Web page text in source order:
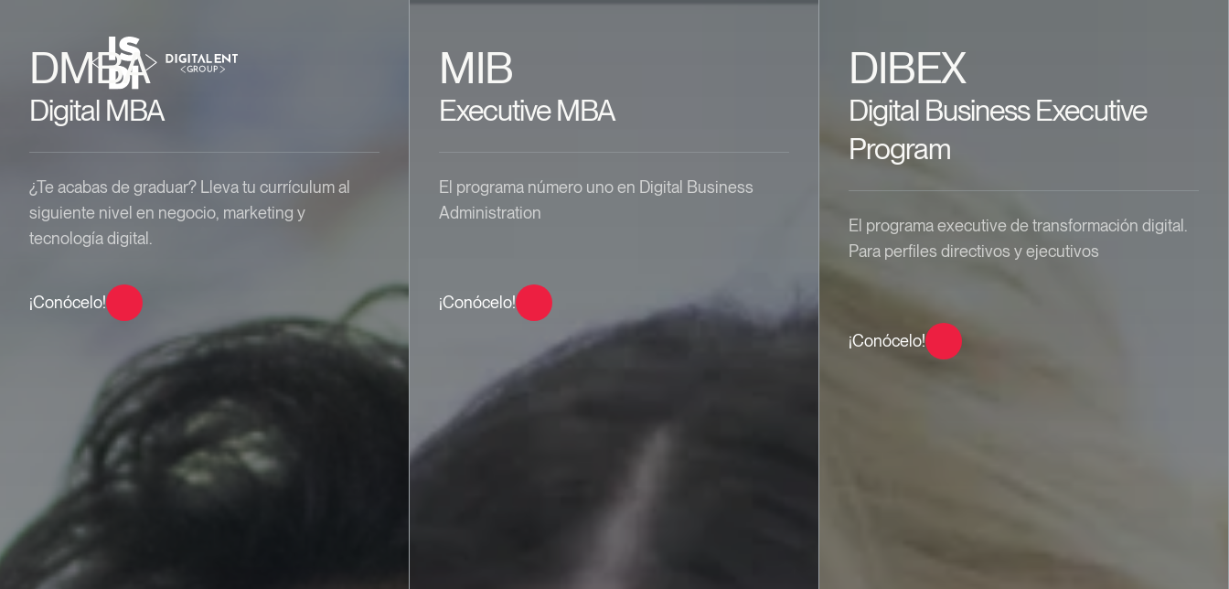
DMBA
Digital MBA
¿Te acabas de graduar? Lleva tu currículum al
siguiente nivel en negocio, marketing y
tecnología digital.
¡Conócelo!
MIB
Executive MBA
El programa número uno en Digital Business
Administration
¡Conócelo!
DIBEX
Digital Business Executive
Program
El programa executive de transformación digital.
Para perfiles directivos y ejecutivos
¡Conócelo!